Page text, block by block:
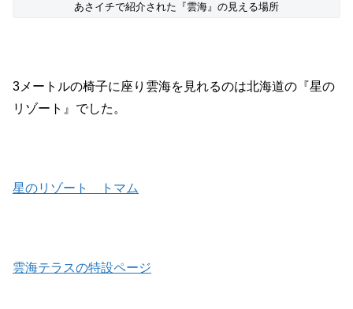
あさイチで紹介された『雲海』の見える場所
3メートルの椅子に座り雲海を見れるのは北海道の『星の
リゾート』でした。
星のリゾート トマム
雲海テラスの特設ページ